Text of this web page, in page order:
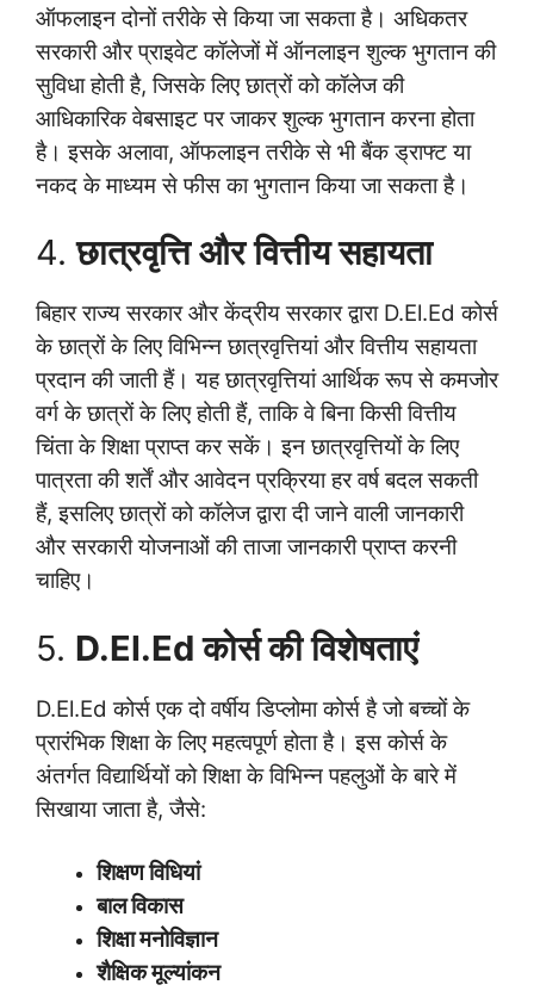
ऑफलाइन दोनों तरीके से किया जा सकता है। अधिकतर
सरकारी और प्राइवेट कॉलेजों में ऑनलाइन शुल्क भुगतान की
सुविधा होती है, जिसके लिए छात्रों को कॉलेज की
आधिकारिक वेबसाइट पर जाकर शुल्क भुगतान करना होता
है। इसके अलावा, ऑफलाइन तरीके से भी बैंक ड्राफ्ट या
नकद के माध्यम से फीस का भुगतान किया जा सकता है।
4.छात्रवृत्ति और वित्तीय सहायता
बिहार राज्य सरकार और केंद्रीय सरकार द्वारा D.El.Ed कोर्स
के छात्रों के लिए विभिन्न छात्रवृत्तियां और वित्तीय सहायता
प्रदान की जाती हैं। यह छात्रवृत्तियां आर्थिक रूप से कमजोर
वर्ग के छात्रों के लिए होती हैं, ताकि वे बिना किसी वित्तीय
चिंता के शिक्षा प्राप्त कर सकें। इन छात्रवृत्तियों के लिए
पात्रता की शर्तें और आवेदन प्रक्रिया हर वर्ष बदल सकती
हैं, इसलिए छात्रों को कॉलेज द्वारा दी जाने वाली जानकारी
और सरकारी योजनाओं की ताजा जानकारी प्राप्त करनी
चाहिए।
5. D.El.Ed कोर्स की विशेषताएं
D.El.Ed कोर्स एक दो वर्षीय डिप्लोमा कोर्स है जो बच्चों के
प्रारंभिक शिक्षा के लिए महत्वपूर्ण होता है। इस कोर्स के
अंतर्गत विद्यार्थियों को शिक्षा के विभिन्न पहलुओं के बारे में
सिखाया जाता है, जैसे:
शिक्षण विधियां
बाल विकास
शिक्षा मनोविज्ञान
शैक्षिक मूल्यांकन